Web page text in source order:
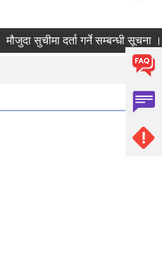
मौजुदा सुचीमा दर्ता गर्ने सम्बन्धी सूचना ।